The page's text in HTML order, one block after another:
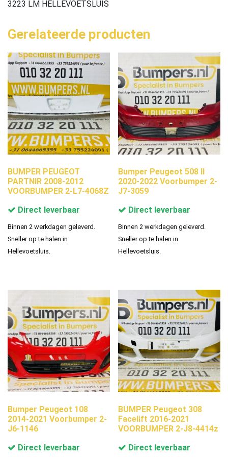
3223 LM HELLEVOETSLUIS
Gerelateerde producten
BUMPER PEUGEOT
PARTNIR 2008-2012
VOORBUMPER 2-L7-4068Z
Direct leverbaar
Binnen 2 werkdagen geleverd.
Sneller op te halen in
Hellevoetsluis.
Bumper Peugeot 508 II
2020-2022 Voorbumper 2-
J7-3059
Direct leverbaar
Binnen 2 werkdagen geleverd.
Sneller op te halen in
Hellevoetsluis.
Bumper Peugeot 108
2014-2021 Voorbumper 2-
J6-1146
Direct leverbaar
BUMPER Peugeot 308
Facelift 2016-2021
VOORBUMPER 2-J8-4414z
Direct leverbaar